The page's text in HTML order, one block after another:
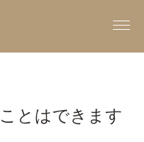
とはできます